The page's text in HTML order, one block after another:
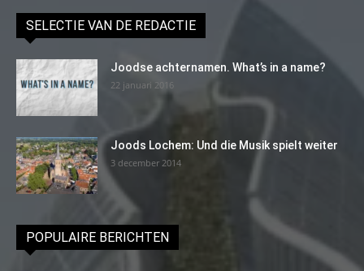
SELECTIE VAN DE REDACTIE
Joodse achternamen. What’s in a name?
22 januari 2016
Joods Lochem: Und die Musik spielt weiter
3 december 2014
POPULAIRE BERICHTEN